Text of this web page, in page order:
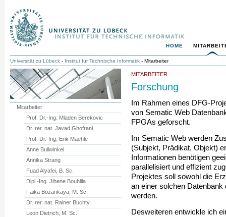
HOME
Universität zu Lübeck - Institut für Technische Informatik - Mitarbeiter
MITARBEITER
Forschung
Im Rahmen eines DFG-
von Sematic Web
FPGAs geforscht.
Im Sematic Web werden
(Subjekt, Prädikat, Objekt)
Informationen benötigen
parallelisiert und effizient
Projektes soll sowohl die
an einer solchen
werden.
Desweiteren entwickle ich
Mitarbeiter
Prof. Dr.-Ing. Mladen Berekovic
Dr. rer. nat. Javad Ghofrani
Prof. Dr.-Ing. Erik Maehle
Anne Bullwinkel
Annika Strang
Fuad Alyafei, B. Sc.
Dipl.-Ing. Jihene Bouhlila
Faika Bozankaya, M. Sc.
Dr. rer. nat. Rainer Buchty
Leon Dietrich, M. Sc.